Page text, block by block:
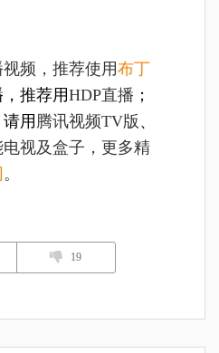
频，推荐使用布丁
推荐用HDP直播 ；
用 腾讯视频TV版 、
视及盒子，更多精
。
19